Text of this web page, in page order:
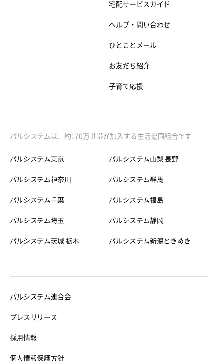
宅配サービスガイド
ヘルプ・問い合わせ
ひとことメール
お友だち紹介
子育て応援
パルシステムは、約170万世帯が加入する生活協同組合です
パルシステム東京
パルシステム神奈川
パルシステム千葉
パルシステム埼玉
パルシステム茨城 栃木
パルシステム山梨 長野
パルシステム群馬
パルシステム福島
パルシステム静岡
パルシステム新潟ときめき
パルシステム連合会
プレスリリース
採用情報
個人情報保護方針